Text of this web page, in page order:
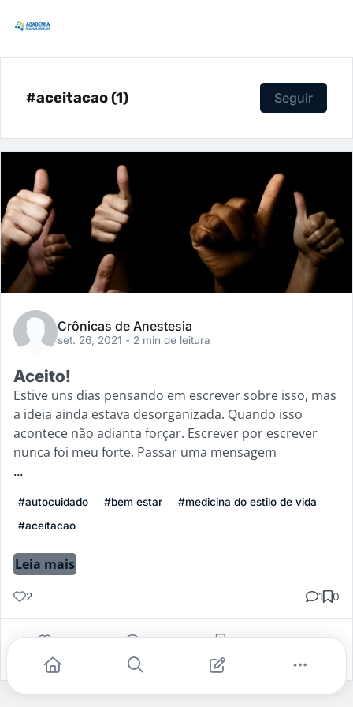
#aceitacao (1) Seguir
Crônicas de Anestesia
set. 26, 2021 - 2 min de leitura
Aceito!
Estive uns dias pensando em escrever sobre isso, mas
a ideia ainda estava desorganizada. Quando isso
acontece não adianta forçar. Escrever por escrever
nunca foi meu forte. Passar uma mensagem
...
#autocuidado #bem estar
#medicina do estilo de vida
#aceitacao
Leia mais
2 1 0
Gostei Comentar Salvar